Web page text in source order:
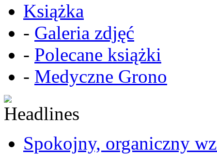
Książka
- Galeria zdjęć
- Polecane książki
- Medyczne Grono
Spokojny, organiczny